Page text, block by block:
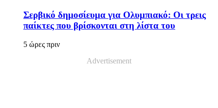
Σερβικό δημοσίευμα για Ολυμπιακό: Οι τρεις
παίκτες που βρίσκονται στη λίστα του
5 ώρες πριν
Advertisement